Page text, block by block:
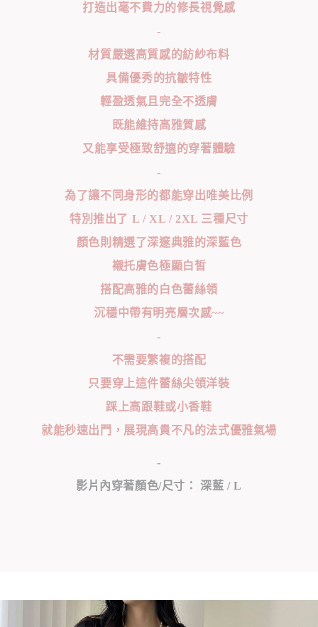
打造出毫不費力的修長視覺感
-
材質嚴選高質感的紡紗布料
具備優秀的抗皺特性
輕盈透氣且完全不透膚
既能維持高雅質感
又能享受極致舒適的穿著體驗
-
為了讓不同身形的都能穿出唯美比例
特別推出了 L / XL / 2XL 三種尺寸
顏色則精選了深邃典雅的深藍色
襯托膚色極顯白皙
搭配高雅的白色蕾絲領
沉穩中帶有明亮層次感~~
-
不需要繁複的搭配
只要穿上這件蕾絲尖領洋裝
踩上高跟鞋或小香鞋
就能秒速出門，展現高貴不凡的法式優雅氣場
-
影片內穿著顏色/尺寸： 深藍 / L